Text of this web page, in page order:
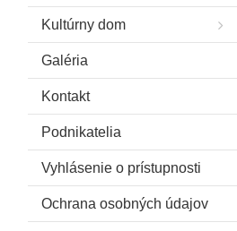
Kultúrny dom
Galéria
Kontakt
Podnikatelia
Vyhlásenie o prístupnosti
Ochrana osobných údajov